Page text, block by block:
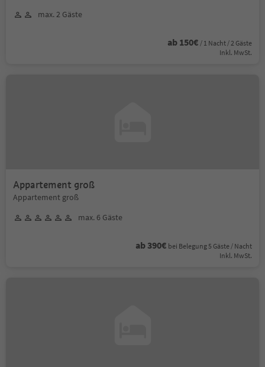
max. 2 Gäste
ab 150€ / 1 Nacht / 2 Gäste
Inkl. MwSt.
Appartement groß
Appartement groß
max. 6 Gäste
ab 390€ bei Belegung 5 Gäste / Nacht
Inkl. MwSt.